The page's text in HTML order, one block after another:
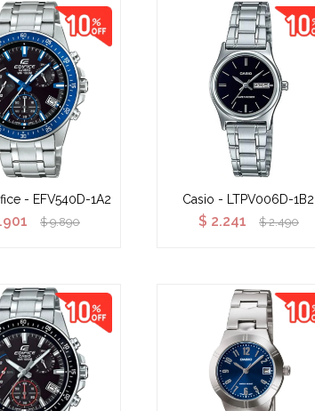
- EFV540D-1A2
$ 9.890
Casio - LTPV006D-1B2
$ 2.241 $ 2.490